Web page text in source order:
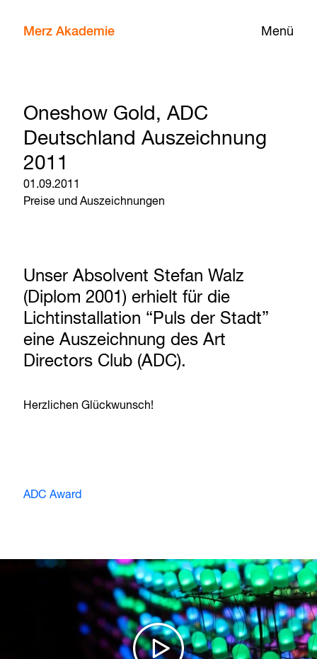
Menü
Merz Akademie
Oneshow Gold, ADC
Deutschland Auszeichnung
2011
01.09.2011
Preise und Auszeichnungen
Unser Absolvent Stefan Walz
(Diplom 2001) erhielt für die
Lichtinstallation “Puls der Stadt”
eine Auszeichnung des Art
Directors Club (ADC).
Herzlichen Glückwunsch!
ADC Award